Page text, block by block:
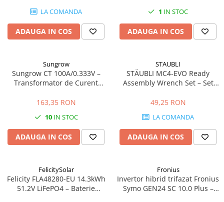
LA COMANDA
ADAUGA IN COS
1 IN STOC
ADAUGA IN COS
Sungrow
Sungrow CT 100A/0.333V –
Transformator de Curent
163,35 RON
10IN STOC
ADAUGA IN COS
STAUBLI
STÄUBLI MC4-EVO Ready
Assembly Wrench Set – Set
Conectori Fotovoltaici MC4 și
49,25 RON
LA COMANDA
ADAUGA IN COS
FelicitySolar
Felicity FLA48280-EU 14.3kWh
51.2V LiFePO4 – Baterie
Fronius
Invertor hibrid trifazat Fronius
Symo GEN24 SC 10.0 Plus –